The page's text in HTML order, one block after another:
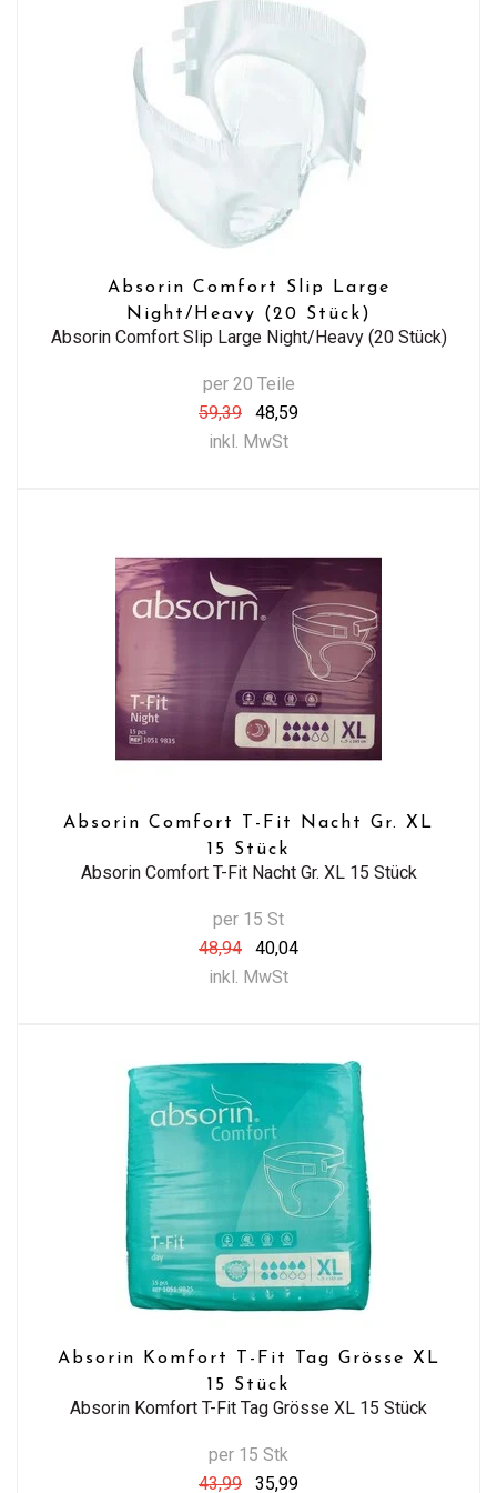
Absorin Comfort Slip Large
Night/Heavy (20 Stück)
Absorin Comfort Slip Large Night/Heavy (20 Stück)
per 20 Teile
59,39
48,59
inkl. MwSt
Absorin Comfort T-Fit Nacht Gr. XL
15 Stück
Absorin Comfort T-Fit Nacht Gr. XL 15 Stück
per 15 St
48,94
40,04
inkl. MwSt
Absorin Komfort T-Fit Tag Grösse XL
15 Stück
Absorin Komfort T-Fit Tag Grösse XL 15 Stück
per 15 Stk
43,99
35,99